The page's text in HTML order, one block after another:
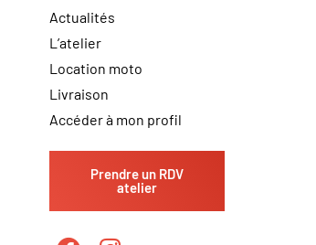
Actualités
L’atelier
Location moto
Livraison
Accéder à mon profil
Prendre un RDV
atelier